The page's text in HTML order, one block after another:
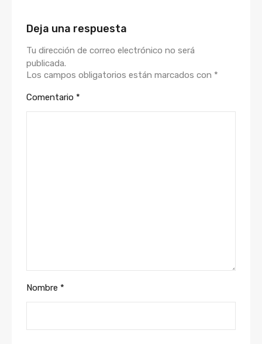
Deja una respuesta
Tu dirección de correo electrónico no será
publicada.
Los campos obligatorios están marcados con *
Comentario *
Nombre *